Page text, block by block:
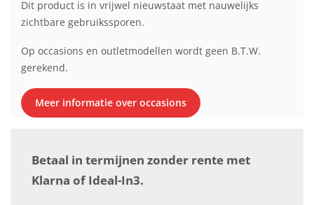
Dit product is in vrijwel nieuwstaat met nauwelijks
zichtbare gebruikssporen.
Op occasions en outletmodellen wordt geen B.T.W.
gerekend.
Meer informatie over occasions
Betaal in termijnen zonder rente met
Klarna of Ideal-In3.